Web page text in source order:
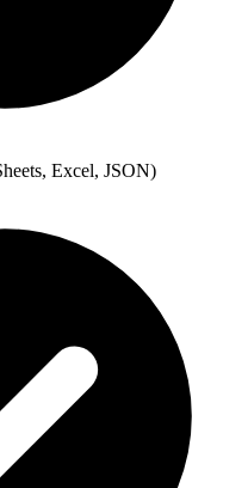
Excel, JSON)